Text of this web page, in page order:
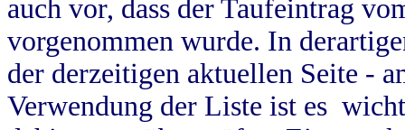
auch vor, dass der Taufeintrag
vorgenommen wurde. In
der derzeitigen aktuellen Seite -
Verwendung der Liste ist es